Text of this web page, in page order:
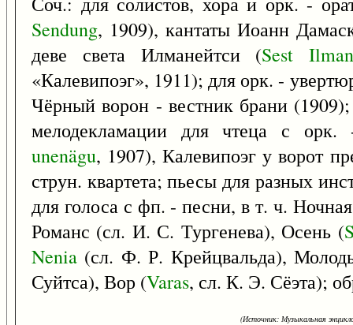
Sendung, 1909), кантаты Иоанн
деве света Илманейтси (Sest
«Калевипоэг», 1911); для орк. -
Чёрный ворон - вестник брани
мелодекламации для чтеца с
unenägu, 1907), Калевипоэг у ворот
струн. квартета; пьесы для разных
для голоса с фп. - песни, в т. ч.
Романс (сл. И. С. Тургенева), Осень (
Nenia (сл. Ф. Р. Крейцвальда),
Суйтса), Вор (Varas, сл. К. Э. Сёэта);
(Источник: Музыкальная